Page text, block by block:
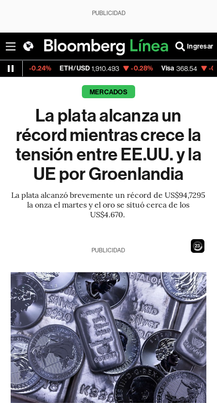
PUBLICIDAD
Ingresar
ETH/USD 1,910.493 -0.28% Visa 368.54 -0.28%
MERCADOS
La plata alcanza un
récord mientras crece la
tensión entre EE.UU. y la
UE por Groenlandia
La plata alcanzó brevemente un récord de US$94,7295
la onza el martes y el oro se situó cerca de los
US$4.670.
21
PUBLICIDAD